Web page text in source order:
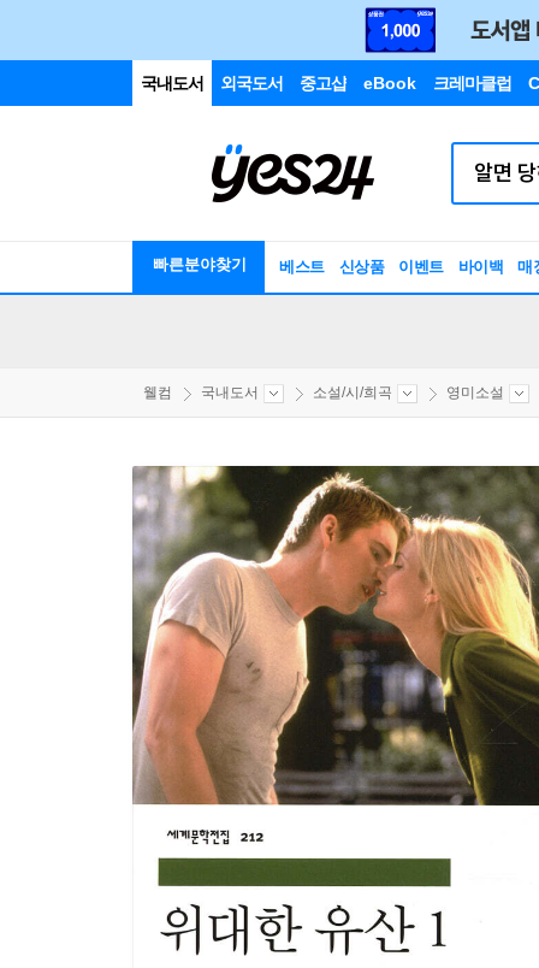
국내도서 외국도서 중고샵 eBook 크레마클럽
빠른분야찾기 베스트 신상품 이벤트 바이백 매
웰컴 국내도서 소설/시/희곡 영미소설